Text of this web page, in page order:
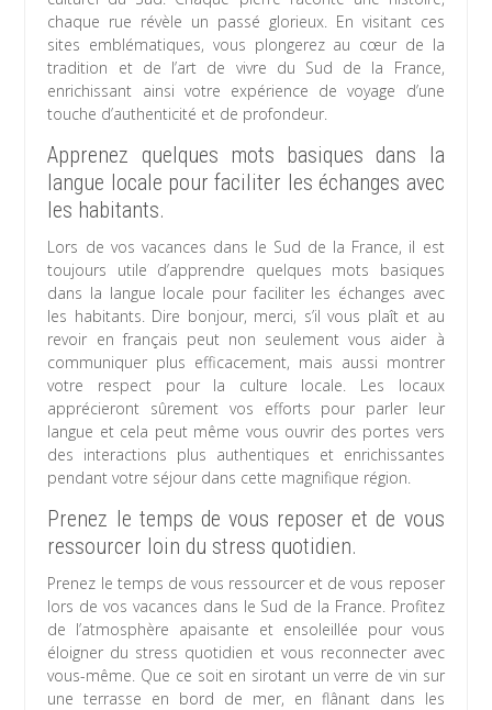
chaque rue révèle un passé glorieux. En visitant ces
sites emblématiques, vous plongerez au cœur de la
tradition et de l’art de vivre du Sud de la France,
enrichissant ainsi votre expérience de voyage d’une
touche d’authenticité et de profondeur.
Apprenez quelques mots basiques dans la
langue locale pour faciliter les échanges avec
les habitants.
Lors de vos vacances dans le Sud de la France, il est
toujours utile d’apprendre quelques mots basiques
dans la langue locale pour faciliter les échanges avec
les habitants. Dire bonjour, merci, s’il vous plaît et au
revoir en français peut non seulement vous aider à
communiquer plus efficacement, mais aussi montrer
votre respect pour la culture locale. Les locaux
apprécieront sûrement vos efforts pour parler leur
langue et cela peut même vous ouvrir des portes vers
des interactions plus authentiques et enrichissantes
pendant votre séjour dans cette magnifique région.
Prenez le temps de vous reposer et de vous
ressourcer loin du stress quotidien.
Prenez le temps de vous ressourcer et de vous reposer
lors de vos vacances dans le Sud de la France. Profitez
de l’atmosphère apaisante et ensoleillée pour vous
éloigner du stress quotidien et vous reconnecter avec
vous-même. Que ce soit en sirotant un verre de vin sur
une terrasse en bord de mer, en flânant dans les